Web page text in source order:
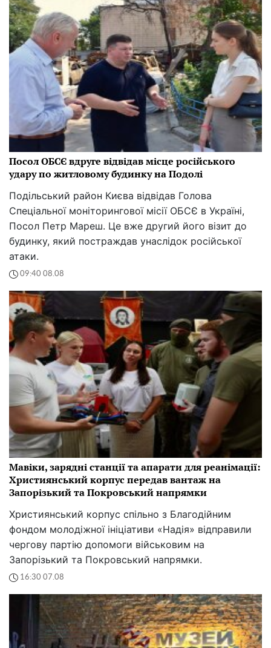
Посол ОБСЄ вдруге відвідав місце російського
удару по житловому будинку на Подолі
Подільський район Києва відвідав Голова
Спеціальної моніторингової місії ОБСЄ в Україні,
Посол Петр Мареш. Це вже другий його візит до
будинку, який постраждав унаслідок російської
атаки.
09:40 08.08
Мавіки, зарядні станції та апарати для реанімації:
Християнський корпус передав вантаж на
Запорізький та Покровський напрямки
Християнський корпус спільно з Благодійним
фондом молодіжної ініціативи «Надія» відправили
чергову партію допомоги військовим на
Запорізький та Покровський напрямки.
16:30 07.08